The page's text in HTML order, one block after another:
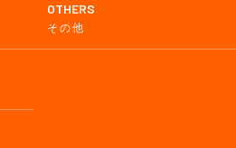
OTHERS
その他